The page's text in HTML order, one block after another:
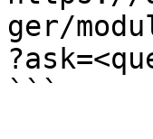
ger/
```